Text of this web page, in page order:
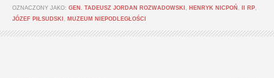
OZNACZONY JAKO: GEN. TADEUSZ JORDAN ROZWADOWSKI HENRYK NICPOŃ II RP
JÓZEF PIŁSUDSKI
MUZEUM NIEPODLEGŁOŚCI